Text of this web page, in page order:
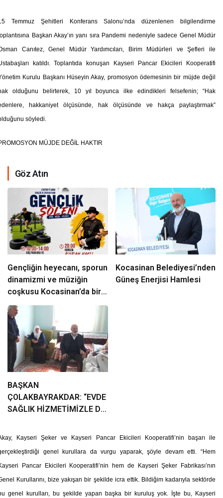
Temmuz Şehitleri Konferans Salonu’nda düzenlenen bilgilendirme
Başkan Akay’ın yanı sıra Pandemi nedeniyle sadece Genel Müdür
Canıtez, Genel Müdür Yardımcıları, Birim Müdürleri ve Şefleri ile
katıldı. Toplantıda konuşan Kayseri Pancar Ekicileri Kooperatifi
Kurulu Başkanı Hüseyin Akay, promosyon ödemesinin bir müjde değil
olduğunu belirterek, 10 yıl boyunca ilke edindikleri felsefenin; “Hak
hakkaniyet ölçüsünde, hak ölçüsünde ve hakça paylaştırmak”
söyledi.
MÜJDE DEĞİL HAKTIR
Göz Atın
Gençliğin heyecanı, sporun
dinamizmi ve müziğin
coşkusu Kocasinan’da bir
araya geliyor!
Kocasinan Belediyesi’nden
Güneş Enerjisi Hamlesi
BAŞKAN
ÇOLAKBAYRAKDAR: “EVDE
SAĞLIK HİZMETİMİZLE DE
DOKUNUYORUZ”
Kayseri Şeker ve Kayseri Pancar Ekicileri Kooperatifi’nin başarı ile
genel kurullara da vurgu yaparak, şöyle devam etti. “Hem
Pancar Ekicileri Kooperatifi’nin hem de Kayseri Şeker Fabrikası’nın
Kurullarını, bize yakışan bir şekilde icra ettik. Bildiğim kadarıyla sektörde
genel kurulları, bu şekilde yapan başka bir kuruluş yok. İşte bu, Kayseri